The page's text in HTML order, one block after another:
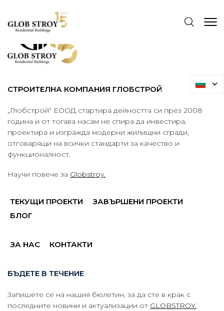
СТРОИТЕЛНА КОМПАНИЯ ГЛОБСТРОЙ
„Глобстрой“ ЕООД стартира дейността си през 2008
година и от тогава насам не спира да инвестира,
проектира и изгражда модерни жилищни сгради,
отговарящи на всички стандарти за качество и
функционалност.
Научи повече за Globstroy.
ТЕКУЩИ ПРОЕКТИ
ЗАВЪРШЕНИ ПРОЕКТИ
БЛОГ
ЗА НАС КОНТАКТИ
БЪДЕТЕ В ТЕЧЕНИЕ
Запишете се на нашия бюлетин, за да сте в крак с
последните новини и актуализации от GLOBSTROY.